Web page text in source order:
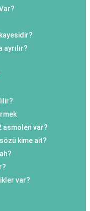
asmolen var?
kime ait?
var?